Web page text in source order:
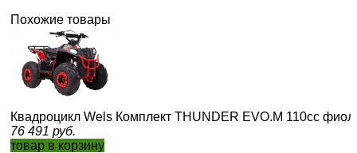
Похожие товары
Квадроцикл Wels Комплект THUNDER EVO.M 110cc
76 491 руб.
товар в корзину